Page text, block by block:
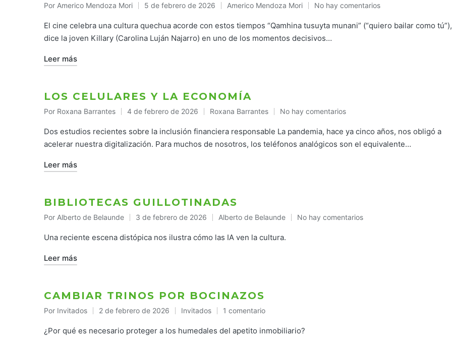
Publicado
por
Por Americo Mendoza Mori 5 de febrero de 2026
Publicado
en
Americo Mendoza Mori No hay comentarios
El cine celebra una cultura quechua acorde con estos tiempos “Qamhina tusuyta munani” (“quiero bailar como tú”),
dice la joven Killary (Carolina Luján Najarro) en uno de los momentos decisivos…
Leer más
LOS CELULARES Y LA ECONOMÍA
Publicado
por
Por Roxana Barrantes 4 de febrero de 2026
Publicado
en
Roxana Barrantes No hay comentarios
Dos estudios recientes sobre la inclusión financiera responsable La pandemia, hace ya cinco años, nos obligó a
acelerar nuestra digitalización. Para muchos de nosotros, los teléfonos analógicos son el equivalente…
Leer más
BIBLIOTECAS GUILLOTINADAS
Publicado
por
Por Alberto de Belaunde 3 de febrero de 2026
Publicado
en
Alberto de Belaunde No hay comentarios
Una reciente escena distópica nos ilustra cómo las IA ven la cultura.
Leer más
CAMBIAR TRINOS POR BOCINAZOS
Publicado
por
Por Invitados 2 de febrero de 2026
Publicado
en
Invitados 1 comentario
¿Por qué es necesario proteger a los humedales del apetito inmobiliario?